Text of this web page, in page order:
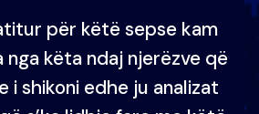
për këtë sepse kam
nga këta ndaj njerëzve që
i shikoni edhe ju analizat